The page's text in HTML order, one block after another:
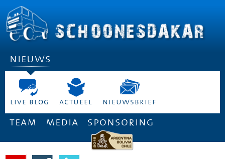
nieuws
live blog actueel nieuwsbrief
team media sponsoring